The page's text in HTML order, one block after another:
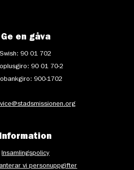
Ge en gåva
Swish: 90 01 702
90 01 70-2
900-1702
Information
Insamlingspolicy
vi personuppgifter